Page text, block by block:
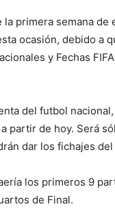
la primera semana
ocasión, debido a
y Fechas
del futbol
partir de hoy. Será
dar los fichajes
los primeros 9
de Final.